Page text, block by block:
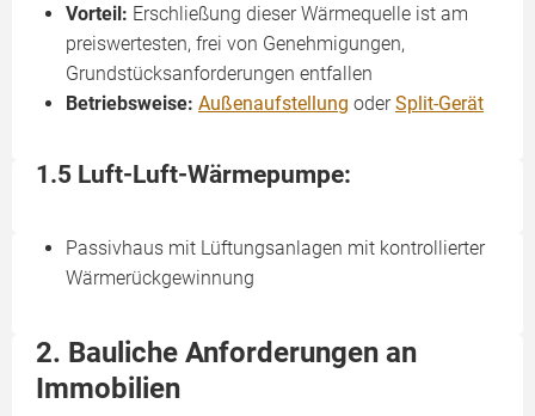
Vorteil: Erschließung dieser Wärmequelle ist am
preiswertesten, frei von Genehmigungen,
Grundstücksanforderungen entfallen
Betriebsweise: Außenaufstellung oderSplit-Gerät
1.5 Luft-Luft-Wärmepumpe:
Passivhaus mit Lüftungsanlagen mit kontrollierter
Wärmerückgewinnung
2. Bauliche Anforderungen an
Immobilien